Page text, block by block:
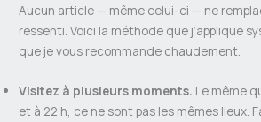
Aucun article — même celui-ci — ne
ressenti. Voici la méthode que j’applique
que je vous recommande chaudement.
Visitez à plusieurs moments. Le même
et à 22 h, ce ne sont pas les mêmes lieux.